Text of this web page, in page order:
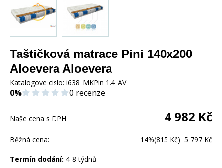
Taštičková matrace Pini 140x200
Aloevera Aloevera
Katalogove cislo: i638_MKPin 1.4_AV
0% 0 recenze
Naše cena s DPH 4 982 Kč
Běžná cena: 14%(815 Kč) 5 797 Kč
Termín dodání: 4-8 týdnů